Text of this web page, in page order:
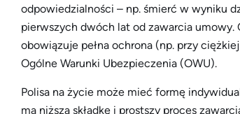
odpowiedzialności – np. śmierć w wyniku
pierwszych dwóch lat od zawarcia umowy.
obowiązuje pełna ochrona (np. przy
Ogólne Warunki Ubezpieczenia (OWU).
Polisa na życie może mieć formę
ma niższą składkę i prostszy proces